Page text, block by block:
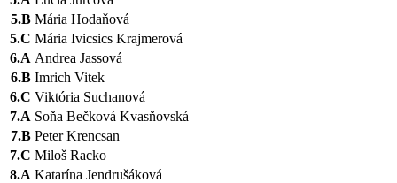
5.B Mária Hodaňová
5.C Mária Ivicsics Krajmerová
6.A Andrea Jassová
6.B Imrich Vitek
6.C Viktória Suchanová
7.A Soňa Bečková Kvasňovská
7.B Peter Krencsan
7.C Miloš Racko
8.A Katarína Jendrušáková